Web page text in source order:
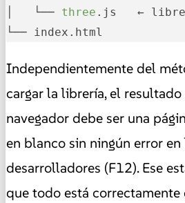
│   └── three .js   ←
└── index.html
Independientemente del
cargar la librería, el
navegador debe ser una
en blanco sin ningún error
desarrolladores (F12). Ese
que todo está